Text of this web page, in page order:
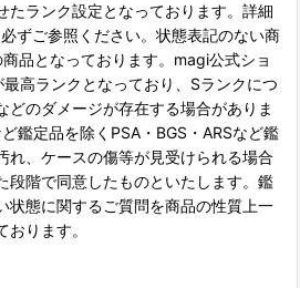
たランク設定となっております。詳細
ずご参照ください。状態表記のない商
品となっております。magi公式ショ
高ランクとなっており、Sランクにつ
どのダメージが存在する場合がありま
鑑定品を除くPSA・BGS・ARSなど鑑
れ、ケースの傷等が見受けられる場合
段階で同意したものといたします。鑑
状態に関するご質問を商品の性質上一
ります。